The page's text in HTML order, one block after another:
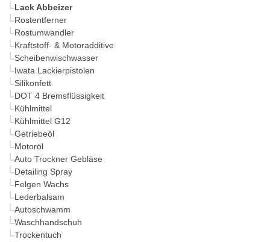
Lack Abbeizer
Rostentferner
Rostumwandler
Kraftstoff- & Motoradditive
Scheibenwischwasser
Iwata Lackierpistolen
Silikonfett
DOT 4 Bremsflüssigkeit
Kühlmittel
Kühlmittel G12
Getriebeöl
Motoröl
Auto Trockner Gebläse
Detailing Spray
Felgen Wachs
Lederbalsam
Autoschwamm
Waschhandschuh
Trockentuch